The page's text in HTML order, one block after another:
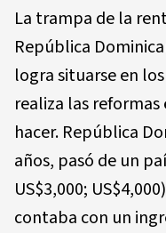
La trampa de la
República
logra situarse en
realiza las
hacer. República
años, pasó de un
US$3,000;
contaba con un